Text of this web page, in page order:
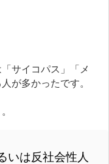
サイコパス」「メ
が多かったです。
いは反社会性人